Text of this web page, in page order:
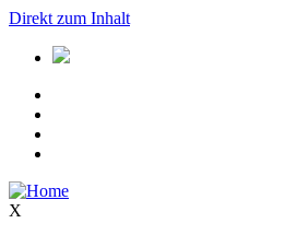
Direkt zum Inhalt
X